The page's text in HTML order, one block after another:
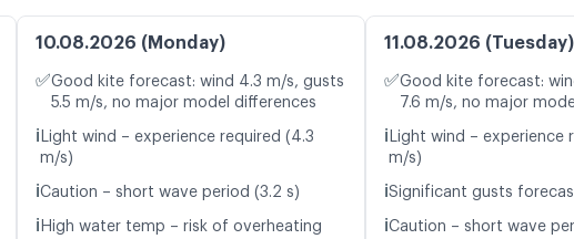
10.08.2026 (Monday)
✅Good kite forecast: wind 4.3 m/s, gusts
5.5 m/s, no major model differences
ℹ️ Light wind – experience required (4.3
m/s)
ℹ️Caution – short wave period (3.2 s)
ℹ️ High water temp – risk of overheating
11.08.2026 (Tuesday)
✅Good kite forecast:
7.6 m/s, no major
ℹ️ Light wind – experience
m/s)
ℹ️Significant gusts
ℹ️Caution – short wave